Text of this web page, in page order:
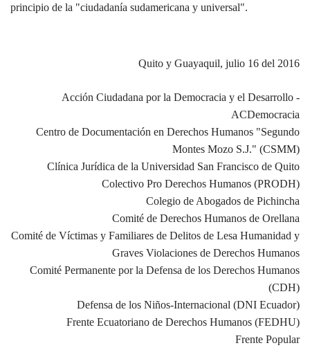
principio de la "ciudadanía sudamericana y universal".
Quito y Guayaquil, julio 16 del 2016
Acción Ciudadana por la Democracia y el Desarrollo -
ACDemocracia
Centro de Documentación en Derechos Humanos "Segundo
Montes Mozo S.J." (CSMM)
Clínica Jurídica de la Universidad San Francisco de Quito
Colectivo Pro Derechos Humanos (PRODH)
Colegio de Abogados de Pichincha
Comité de Derechos Humanos de Orellana
Comité de Víctimas y Familiares de Delitos de Lesa Humanidad y
Graves Violaciones de Derechos Humanos
Comité Permanente por la Defensa de los Derechos Humanos
(CDH)
Defensa de los Niños-Internacional (DNI Ecuador)
Frente Ecuatoriano de Derechos Humanos (FEDHU)
Frente Popular